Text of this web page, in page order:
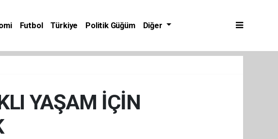
Futbol Türkiye Politik Güğüm Diğer
YAŞAM İÇİN